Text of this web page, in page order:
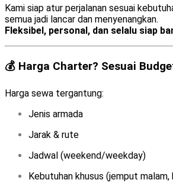
Kami siap atur perjalanan sesuai
semua jadi lancar dan menyenangkan.
Fleksibel, personal, dan selalu siap
💰 Harga Charter? Sesuai
Harga sewa tergantung:
Jenis armada
Jarak & rute
Jadwal (weekend/weekday)
Kebutuhan khusus (jemput malam,